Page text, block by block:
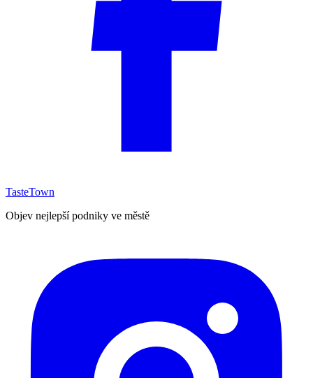
TasteTown
Objev nejlepší podniky ve městě